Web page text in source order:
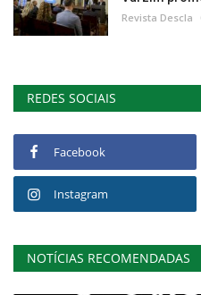
Revista Descla
REDES SOCIAIS
Facebook
Instagram
NOTÍCIAS RECOMENDADAS